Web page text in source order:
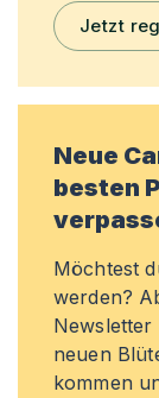
Jetzt
Neue
besten
Möchtest
werden?
neuen
kommen